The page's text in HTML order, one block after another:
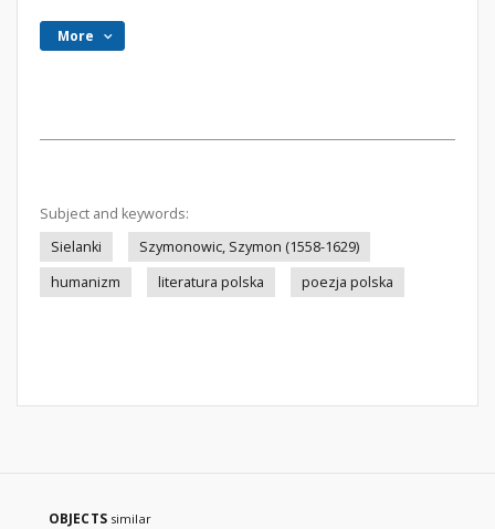
More
Subject and keywords:
Sielanki
Szymonowic, Szymon (1558-1629)
humanizm
literatura polska poezja polska
OBJECTS similar